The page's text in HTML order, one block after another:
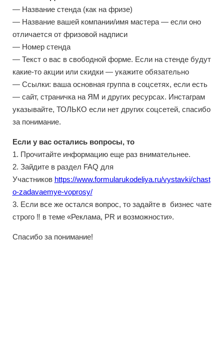
— Название стенда (как на фризе)
— Название вашей компании/имя мастера — если оно
отличается от фризовой надписи
— Номер стенда
— Текст о вас в свободной форме. Если на стенде будут
какие-то акции или скидки — укажите обязательно
— Ссылки: ваша основная группа в соцсетях, если есть
— сайт, страничка на ЯМ и других ресурсах. Инстаграм
указывайте, ТОЛЬКО если нет других соцсетей, спасибо
за понимание.
Если у вас остались вопросы, то
1. Прочитайте информацию еще раз внимательнее.
2. Зайдите в раздел FAQ для
Участников https://www.formularukodeliya.ru/vystavki/chast
o-zadavaemye-voprosy/
3. Если все же остался вопрос, то задайте в бизнес чате
строго ‼️ в теме «Реклама, PR и возможности».
Спасибо за понимание!